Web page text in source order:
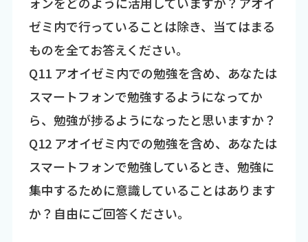
ゼミ内で行っていることは除き、当てはまる
ものを全てお答えください。
Q11 アオイゼミ内での勉強を含め、あなたは
スマートフォンで勉強するようになってか
ら、勉強が捗るようになったと思いますか？
Q12 アオイゼミ内での勉強を含め、あなたは
スマートフォンで勉強しているとき、勉強に
集中するために意識していることはあります
か？自由にご回答ください。